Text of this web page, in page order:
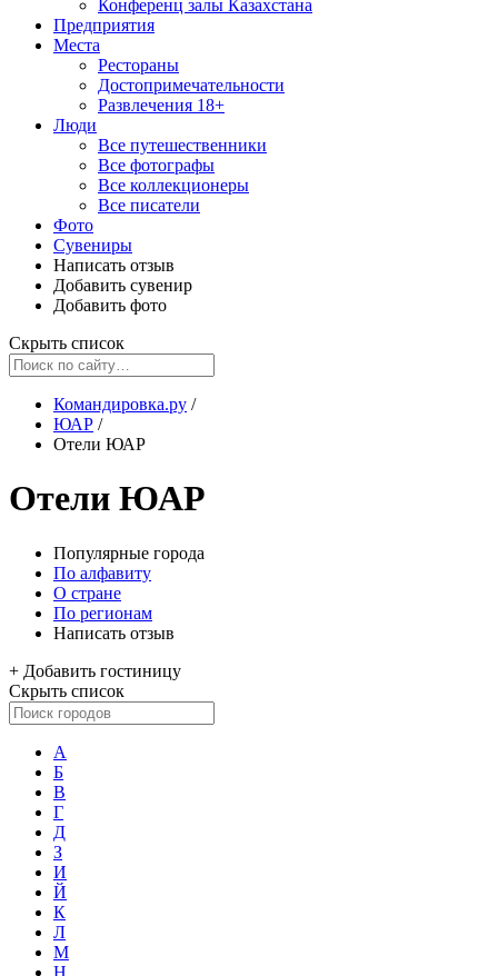
Конференц залы Казахстана
Предприятия
Места
Рестораны
Достопримечательности
Развлечения 18+
Люди
Все путешественники
Все фотографы
Все коллекционеры
Все писатели
Фото
Сувениры
Написать отзыв
Добавить сувенир
Добавить фото
Скрыть список
Командировка.ру /
ЮАР /
Отели ЮАР
Отели ЮАР
Популярные города
По алфавиту
О стране
По регионам
Написать отзыв
+ Добавить гостиницу
Скрыть список
А
Б
В
Г
Д
З
И
Й
К
Л
М
Н